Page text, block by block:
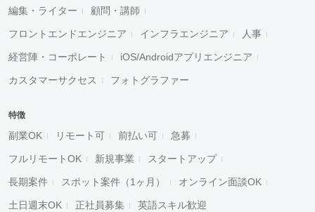
編集・ライター 顧問・講師
フロントエンドエンジニア インフラエンジニア 人事
経営陣・コーポレート iOS/Androidアプリエンジニア
カスタマーサクセス フォトグラファー
特徴
副業OK リモート可 前払い可 急募
フルリモートOK 新規事業 スタートアップ
長期案件 スポット案件（1ヶ月） オンライン面談OK
土日週末OK 正社員募集 英語スキル歓迎